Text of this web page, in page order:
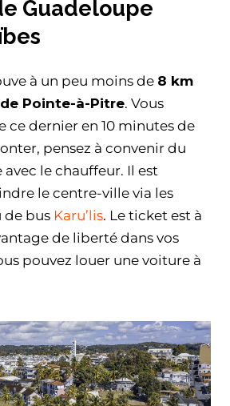
Guadeloupe
à un peu moins de 8 km
Pointe-à-Pitre. Vous
ce dernier en 10 minutes de
pensez à convenir du
le chauffeur. Il est
le centre-ville via les
de bus Karu’lis. Le ticket est à
de liberté dans vos
pouvez louer une voiture à